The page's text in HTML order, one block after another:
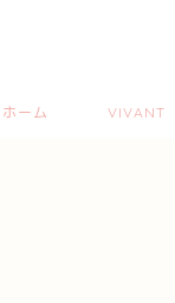
ホーム VIVANT